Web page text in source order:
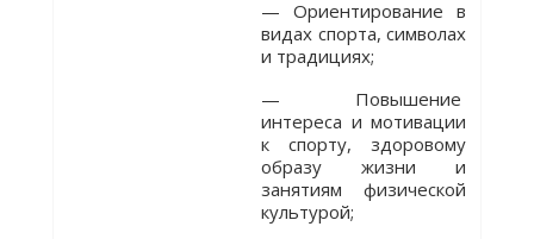
— Ориентирование в
видах спорта, символах
и традициях;
— Повышение
интереса и мотивации
к спорту, здоровому
образу жизни и
занятиям физической
культурой;